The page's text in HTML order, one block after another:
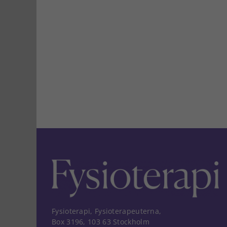
Fysioterapi, Fysioterapeuterna,
Box 3196, 103 63 Stockholm